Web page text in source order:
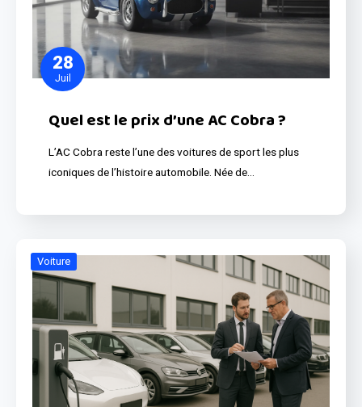
28
Juil
Quel est le prix d’une AC Cobra ?
L’AC Cobra reste l’une des voitures de sport les plus
iconiques de l’histoire automobile. Née de…
Voiture